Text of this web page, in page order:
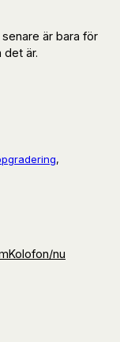
är bara för
det är.
Kolofon/nu